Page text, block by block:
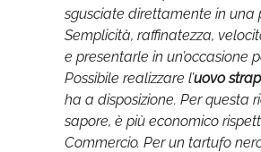
sgusciate direttamente in
Semplicità, raffinatezza,
e presentarle in un’occasione
Possibile realizzare l’uovo
ha a disposizione. Per questa
sapore, è più economico
Commercio. Per un tartufo